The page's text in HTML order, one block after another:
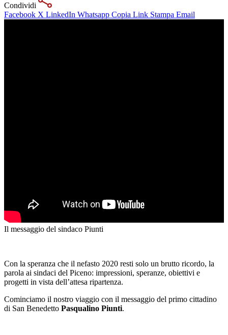
Condividi
Facebook X LinkedIn Whatsapp Copia Link Stampa Email
Il messaggio del sindaco Piunti
Con la speranza che il nefasto 2020 resti solo un brutto ricordo, la
parola ai sindaci del Piceno: impressioni, speranze, obiettivi e
progetti in vista dell’attesa ripartenza.
Cominciamo il nostro viaggio con il messaggio del primo cittadino
di San Benedetto Pasqualino Piunti.